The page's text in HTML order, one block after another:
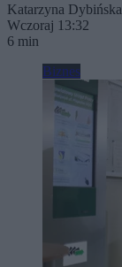
Katarzyna Dybińska
Wczoraj 13:32
6 min
Biznes